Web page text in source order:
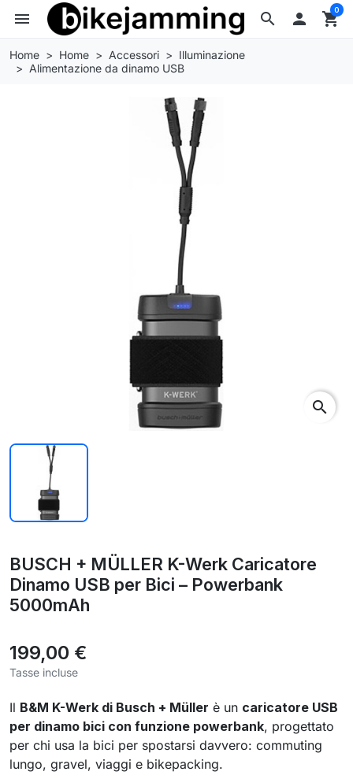
search
menu  shopping_cart
0
Home Home Accessori
Illuminazione
Alimentazione da dinamo USB
search
BUSCH + MÜLLER K-Werk Caricatore
Dinamo USB per Bici – Powerbank
5000mAh
199,00 €
Tasse incluse
Il B&M K-Werk di Busch + Müller è un caricatore USB
per dinamo bici con funzione powerbank, progettato
per chi usa la bici per spostarsi davvero: commuting
lungo, gravel, viaggi e bikepacking.